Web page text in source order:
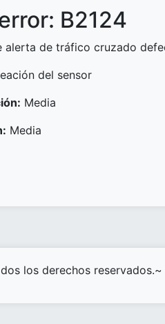
B2124
alerta de tráfico cruzado
del sensor
Media
Media
los derechos reservados.~